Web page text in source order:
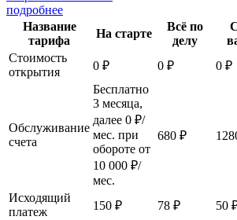
подробнее
Название
тарифа
На старте
Всё по
делу
Стоимость
открытия
0 ₽ 0 ₽ 0 ₽
Обслуживание
счета
Бесплатно
3 месяца,
далее 0 ₽/
мес. при
обороте от
10 000 ₽/
мес.
680 ₽
Исходящий
платеж
150 ₽ 78 ₽ 50